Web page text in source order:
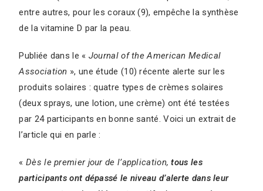
entre autres, pour les coraux (9), empêche la synthèse
de la vitamine D par la peau.
Publiée dans le « Journal of the American Medical
Association », une étude (10) récente alerte sur les
produits solaires : quatre types de crèmes solaires
(deux sprays, une lotion, une crème) ont été testées
par 24 participants en bonne santé. Voici un extrait de
l’article qui en parle :
«Dès le premier jour de l’application, tous les
participants ont dépassé le niveau d’alerte dans leur